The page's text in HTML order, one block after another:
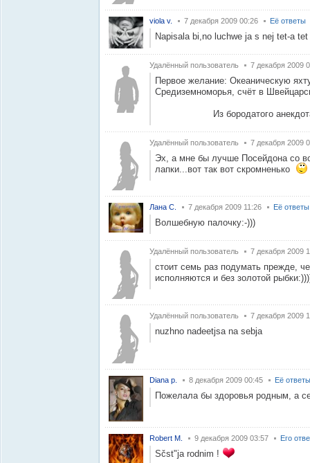
viola v. 7 декабря 2009 00:26 Её ответы
Napisala bi,no luchwe ja s nej tet-a
Удалённый пользователь 7 декабря 2009
Первое желание: Океаническую
Средиземноморья, счёт в
Из бородатого
Удалённый пользователь 7 декабря 2009
Эх, а мне бы лучше Посейдона со
лапки...вот так вот скромненько
Лана С. 7 декабря 2009 11:26 Её ответы
Волшебную палочку:-)))
Удалённый пользователь 7 декабря 2009
стоит семь раз подумать прежде,
исполняются и без золотой
Удалённый пользователь 7 декабря 2009
nuzhno nadeetjsa na sebja
Diana p. 8 декабря 2009 00:45 Её ответы
Пожелала бы здоровья родным, а
Robert M. 9 декабря 2009 03:57 Его
Sčst"ja rodnim !